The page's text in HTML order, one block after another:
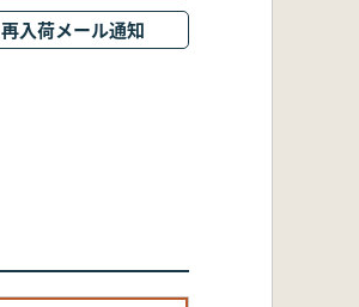
再入荷メール通知